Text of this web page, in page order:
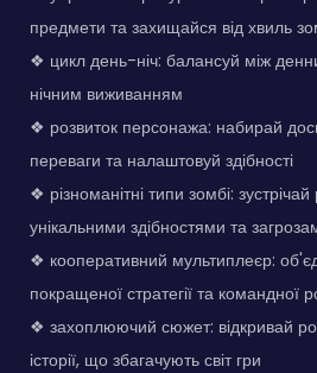
предмети та захищайся від хвиль
❖ цикл день-ніч: балансуй між
нічним виживанням
❖ розвиток персонажа: набирай
переваги та налаштовуй здібності
❖ різноманітні типи зомбі: зустрічай
унікальними здібностями та
❖ кооперативний мультиплеєр:
покращеної стратегії та командної
❖ захоплюючий сюжет: відкривай
історії, що збагачують світ гри